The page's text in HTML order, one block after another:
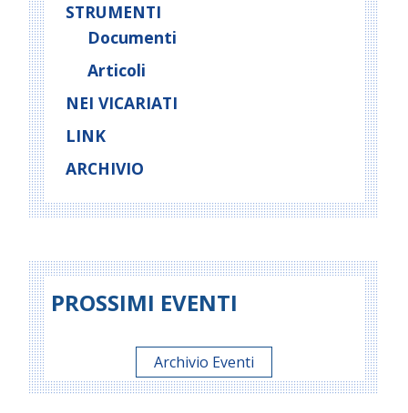
STRUMENTI
Documenti
Articoli
NEI VICARIATI
LINK
ARCHIVIO
PROSSIMI EVENTI
Archivio Eventi